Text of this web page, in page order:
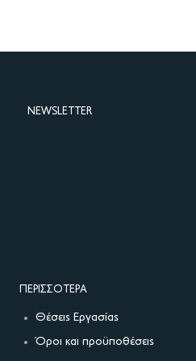
NEWSLETTER
ΠΕΡΙΣΣΌΤΕΡΑ
Θέσεις Εργασίας
Όροι και προϋποθέσεις